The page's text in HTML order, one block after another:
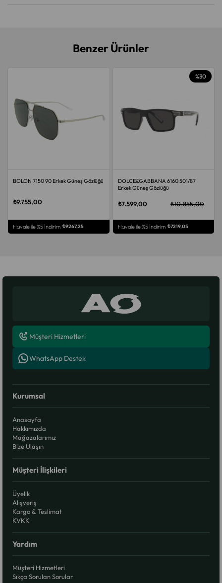
Benzer Ürünler
BOLON 7150 90 Erkek Güneş Gözlüğü
₺9.755,00
Havale ile %5 İndirim ₺9267,25
ÜCRETSIZ KARGO
DOLCE&GABBANA 6160 501/87
Erkek Güneş Gözlüğü
₺7.599,00 ₺10.855,00
Havale ile %5 İndirim ₺7219,05
%30
Müşteri Hizmetleri
WhatsApp Destek
Kurumsal
Anasayfa
Hakkımızda
Mağazalarımız
Bize Ulaşın
Müşteri İlişkileri
Üyelik
Alışveriş
Kargo & Teslimat
KVKK
Yardım
Müşteri Hizmetleri
Sıkça Sorulan Sorular